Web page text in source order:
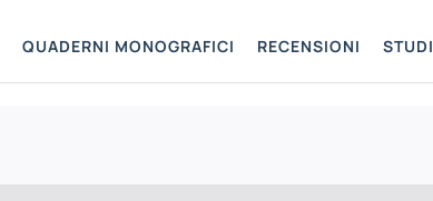
QUADERNI MONOGRAFICI RECENSIONI STUDI